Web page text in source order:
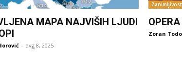
MAPA NAJVIŠIH LJUDI
- avg 8, 2025
Zoran